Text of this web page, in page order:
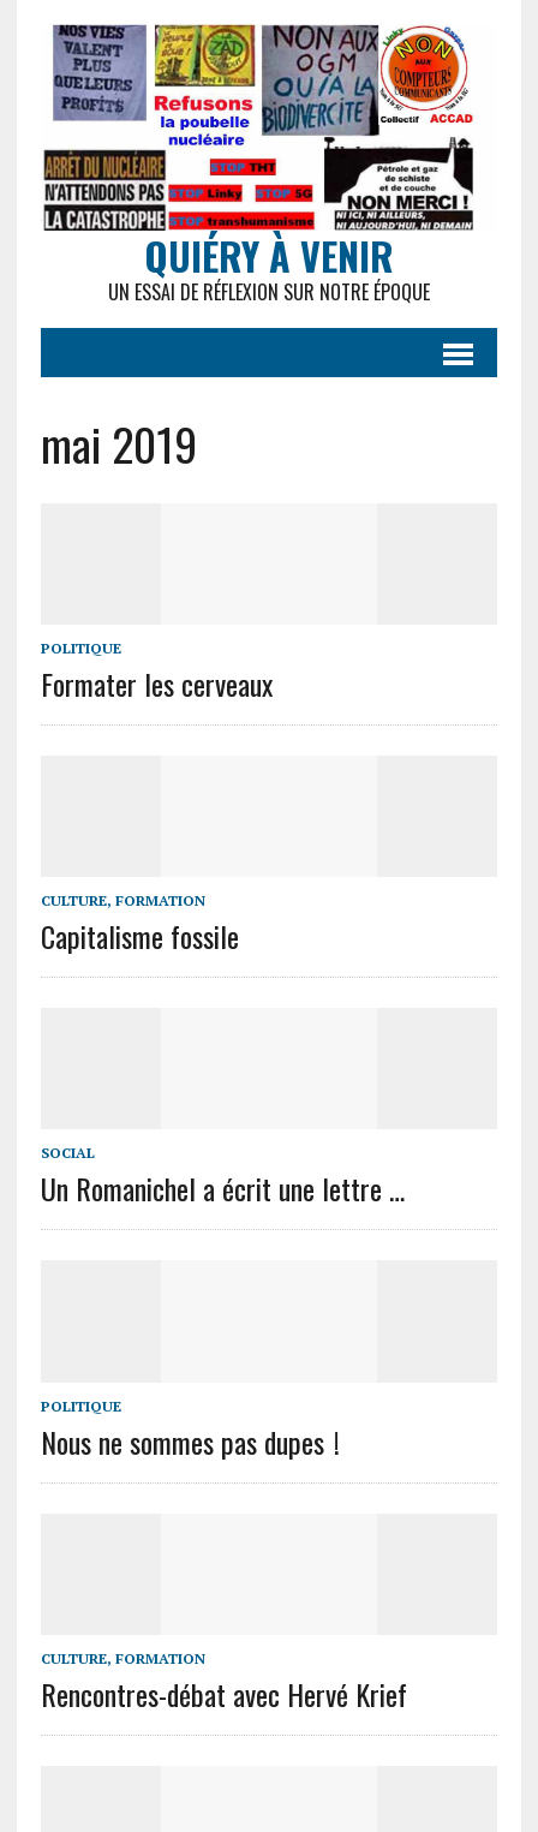
QUIÉRY À VENIR
UN ESSAI DE RÉFLEXION SUR NOTRE ÉPOQUE
mai 2019
POLITIQUE
Formater les cerveaux
CULTURE, FORMATION
Capitalisme fossile
SOCIAL
Un Romanichel a écrit une lettre …
POLITIQUE
Nous ne sommes pas dupes !
CULTURE, FORMATION
Rencontres-débat avec Hervé Krief